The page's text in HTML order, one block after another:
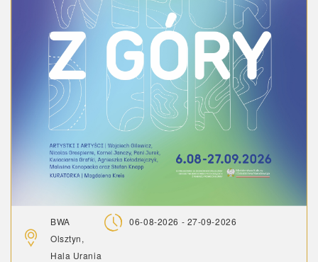
BWA
Olsztyn,
Hala Urania
06-08-2026 - 27-09-2026